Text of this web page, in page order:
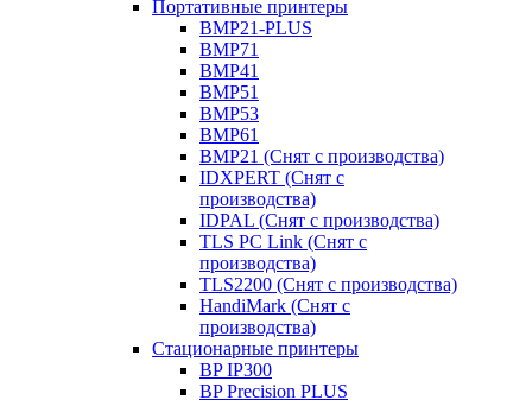
Портативные принтеры
BMP21-PLUS
BMP71
BMP41
BMP51
BMP53
BMP61
BMP21 (Снят с производства)
IDXPERT (Снят с
производства)
IDPAL (Снят с производства)
TLS PC Link (Снят с
производства)
TLS2200 (Снят с производства)
HandiMark (Снят с
производства)
Стационарные принтеры
BP IP300
BP Precision PLUS